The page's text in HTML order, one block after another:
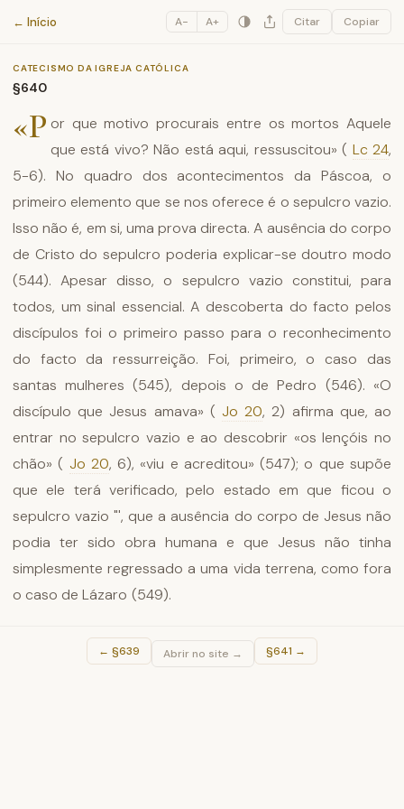
Catecismo da Igreja Católica
← Início A− A+ Citar Copiar
CATECISMO DA IGREJA CATÓLICA
§640
«P or que motivo procurais entre os mortos Aquele
que está vivo? Não está aqui, ressuscitou» ( Lc 24,
5-6). No quadro dos acontecimentos da Páscoa, o
primeiro elemento que se nos oferece é o sepulcro vazio.
Isso não é, em si, uma prova directa. A ausência do corpo
de Cristo do sepulcro poderia explicar-se doutro modo
(544). Apesar disso, o sepulcro vazio constitui, para
todos, um sinal essencial. A descoberta do facto pelos
discípulos foi o primeiro passo para o reconhecimento
do facto da ressurreição. Foi, primeiro, o caso das
santas mulheres (545), depois o de Pedro (546). «O
discípulo que Jesus amava» ( Jo 20, 2) afirma que, ao
entrar no sepulcro vazio e ao descobrir «os lençóis no
chão» ( Jo 20, 6), «viu e acreditou» (547); o que supõe
que ele terá verificado, pelo estado em que ficou o
sepulcro vazio "', que a ausência do corpo de Jesus não
podia ter sido obra humana e que Jesus não tinha
simplesmente regressado a uma vida terrena, como fora
o caso de Lázaro (549).
← §639 Abrir no site → §641 →